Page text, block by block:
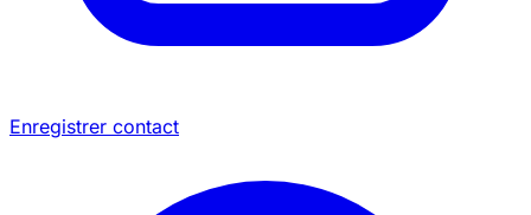
Enregistrer contact